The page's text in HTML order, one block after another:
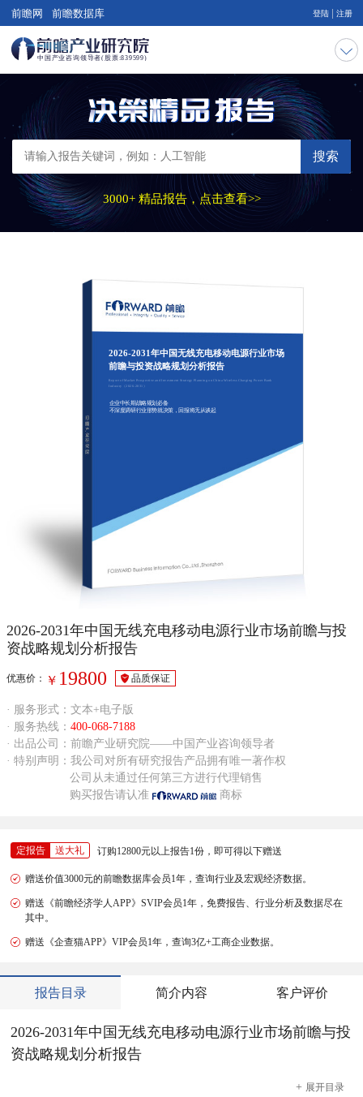
前瞻网 前瞻数据库 登陆 注册
搜索
3000+ 精品报告，点击查看>>
2026-2031年中国无线充电移动电源行业市场
前瞻与投资战略规划分析报告
Report of Market Prospective and Investment Strategy Planning on China Wireless Charging Power Bank
Industry（2026-2031）
企业中长期战略规划必备
不深度调研行业形势就决策，回报将无从谈起
2026-2031年中国无线充电移动电源行业市场前瞻与投
资战略规划分析报告
优惠价： ￥ 19800 品质保证
· 服务形式：文本+电子版
· 服务热线： 400-068-7188
· 出品公司：前瞻产业研究院——中国产业咨询领导者
· 特别声明：我公司对所有研究报告产品拥有唯一著作权
公司从未通过任何第三方进行代理销售
购买报告请认准
商标
定报告 送大礼 订购12800元以上报告1份，即可得以下赠送
赠送价值3000元的前瞻数据库会员1年，查询行业及宏观经济数据。
赠送《前瞻经济学人APP》SVIP会员1年，免费报告、行业分析及数据尽在
其中。
赠送《企查猫APP》VIP会员1年，查询3亿+工商企业数据。
报告目录 简介内容 客户评价
2026-2031年中国无线充电移动电源行业市场前瞻与投
资战略规划分析报告
+ 展开目录